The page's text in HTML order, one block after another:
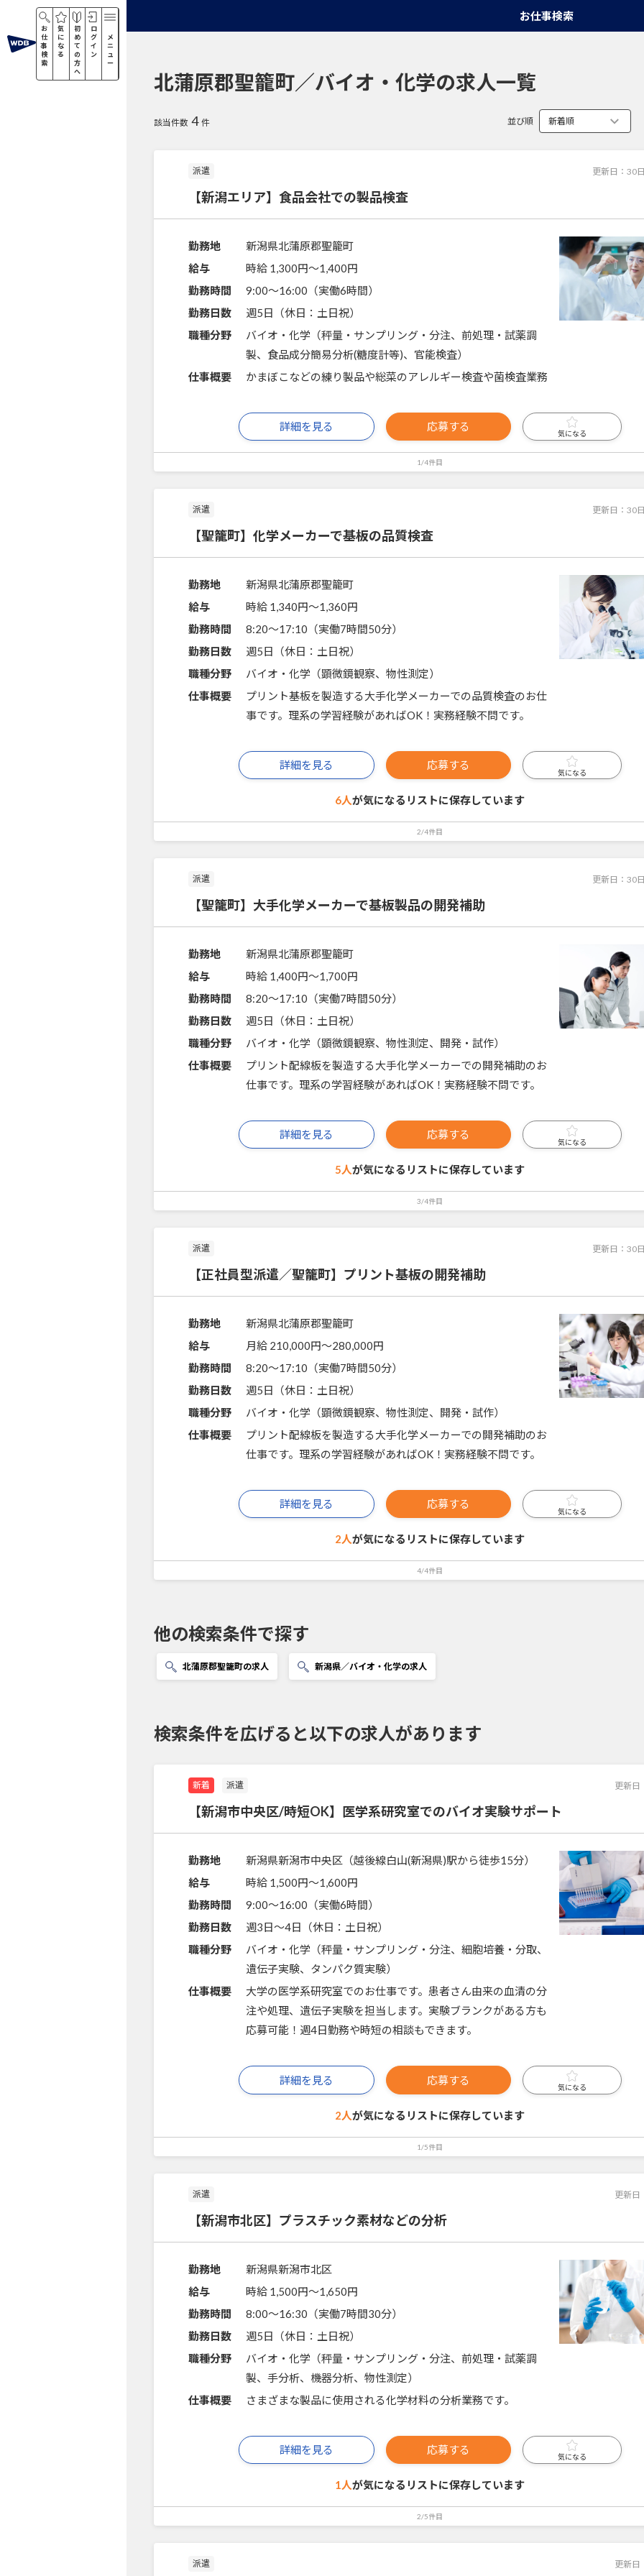
お
仕
事
検
索
気
に
な
る
初
め
て
の
方
へ
ロ
グ
イ
ン
メ
ニ
ュ
ー
お仕事検索
北蒲原郡聖籠町／バイオ・化学の求人一覧
該当件数 4 件 並び順
派遣 更新日： 30
【新潟エリア】食品会社での製品検査
勤務地
新潟県北蒲原郡聖籠町
給与
時給 1,300円〜1,400円
勤務時間
9:00～16:00（実働6時間）
勤務日数
週5日（休日：土日祝）
職種分野
バイオ・化学（秤量・サンプリング・分注、前処理・試薬調
製、食品成分簡易分析(糖度計等)、官能検査）
仕事概要
かまぼこなどの練り製品や総菜のアレルギー検査や菌検査業務
詳細を見る 応募する
気になる
1/4件目
派遣 更新日： 30
【聖籠町】化学メーカーで基板の品質検査
勤務地
新潟県北蒲原郡聖籠町
給与
時給 1,340円〜1,360円
勤務時間
8:20～17:10（実働7時間50分）
勤務日数
週5日（休日：土日祝）
職種分野
バイオ・化学（顕微鏡観察、物性測定）
仕事概要
プリント基板を製造する大手化学メーカーでの品質検査のお仕
事です。理系の学習経験があればOK！実務経験不問です。
詳細を見る 応募する
気になる
6人が気になるリストに保存しています
2/4件目
派遣 更新日： 30
【聖籠町】大手化学メーカーで基板製品の開発補助
勤務地
新潟県北蒲原郡聖籠町
給与
時給 1,400円〜1,700円
勤務時間
8:20～17:10（実働7時間50分）
勤務日数
週5日（休日：土日祝）
職種分野
バイオ・化学（顕微鏡観察、物性測定、開発・試作）
仕事概要
プリント配線板を製造する大手化学メーカーでの開発補助のお
仕事です。理系の学習経験があればOK！実務経験不問です。
詳細を見る 応募する
気になる
5人が気になるリストに保存しています
3/4件目
派遣 更新日： 30
【正社員型派遣／聖籠町】プリント基板の開発補助
勤務地
新潟県北蒲原郡聖籠町
給与
月給 210,000円〜280,000円
勤務時間
8:20～17:10（実働7時間50分）
勤務日数
週5日（休日：土日祝）
職種分野
バイオ・化学（顕微鏡観察、物性測定、開発・試作）
仕事概要
プリント配線板を製造する大手化学メーカーでの開発補助のお
仕事です。理系の学習経験があればOK！実務経験不問です。
詳細を見る 応募する
気になる
2人が気になるリストに保存しています
4/4件目
他の検索条件で探す
北蒲原郡聖籠町の求人 新潟県／バイオ・化学の求人
検索条件を広げると以下の求人があります
新着 派遣 更新日
【新潟市中央区/時短OK】医学系研究室でのバイオ実験サポート
勤務地
新潟県新潟市中央区（越後線白山(新潟県)駅から徒歩15分）
給与
時給 1,500円〜1,600円
勤務時間
9:00～16:00（実働6時間）
勤務日数
週3日～4日（休日：土日祝）
職種分野
バイオ・化学（秤量・サンプリング・分注、細胞培養・分取、
遺伝子実験、タンパク質実験）
仕事概要
大学の医学系研究室でのお仕事です。患者さん由来の血清の分
注や処理、遺伝子実験を担当します。実験ブランクがある方も
応募可能！週4日勤務や時短の相談もできます。
詳細を見る 応募する
気になる
2人が気になるリストに保存しています
1/5件目
派遣 更新日
【新潟市北区】プラスチック素材などの分析
勤務地
新潟県新潟市北区
給与
時給 1,500円〜1,650円
勤務時間
8:00～16:30（実働7時間30分）
勤務日数
週5日（休日：土日祝）
職種分野
バイオ・化学（秤量・サンプリング・分注、前処理・試薬調
製、手分析、機器分析、物性測定）
仕事概要
さまざまな製品に使用される化学材料の分析業務です。
詳細を見る 応募する
気になる
1人が気になるリストに保存しています
2/5件目
派遣 更新日